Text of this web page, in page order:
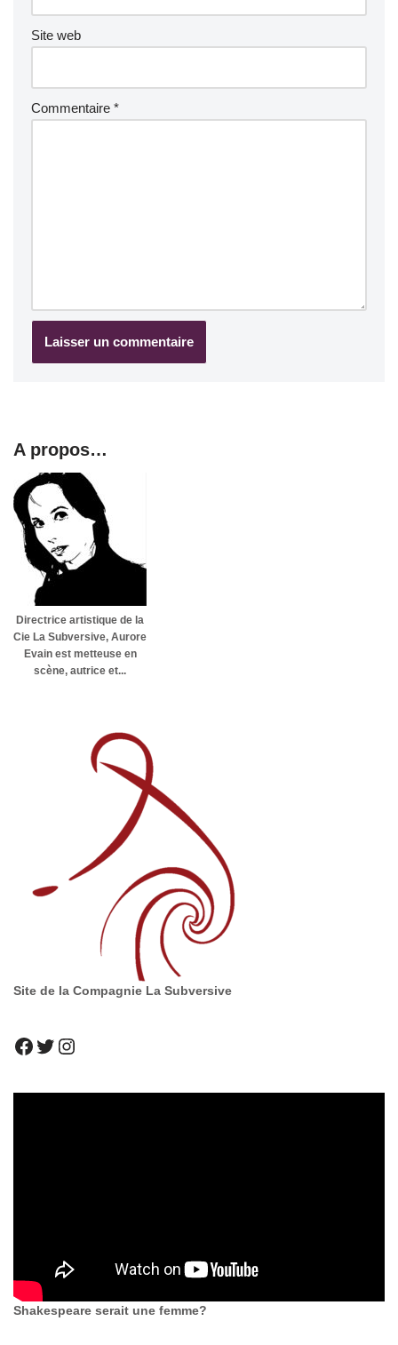
Site web
Commentaire *
A propos…
Directrice artistique de la
Cie La Subversive, Aurore
Evain est metteuse en
scène, autrice et...
Site de la Compagnie La Subversive
Shakespeare serait une femme?